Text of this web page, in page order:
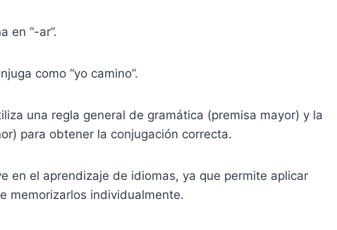
en “-ar”.
como “yo camino”.
una regla general de gramática (premisa mayor) y la
para obtener la conjugación correcta.
en el aprendizaje de idiomas, ya que permite aplicar
memorizarlos individualmente.